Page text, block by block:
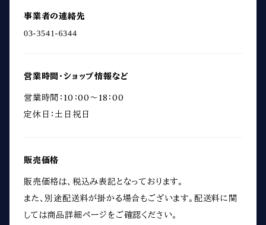
事業者の連絡先
営業時間・ショップ情報など
営業時間：10：00～18：00
定休日：土日祝日
販売価格
販売価格は、税込み表記となっております。
また、別途配送料が掛かる場合もございます。配送料に関
しては商品詳細ページをご確認ください。